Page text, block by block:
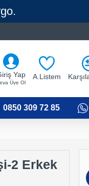
Yap
Üye Ol
A.Listem
0
0850 309 72 85
2 Erkek